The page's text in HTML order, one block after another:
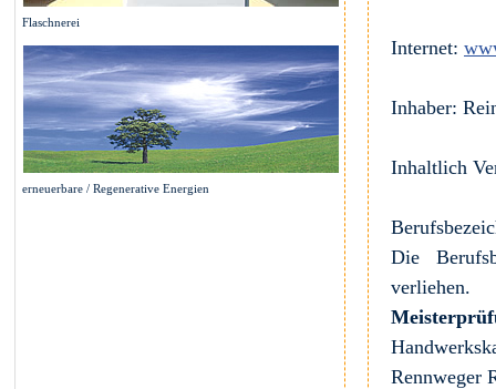
Flaschnerei
erneuerbare / Regenerative Energien
Internet:
Inhaber:
Inhaltlich
Die
verliehen.
Rennweger